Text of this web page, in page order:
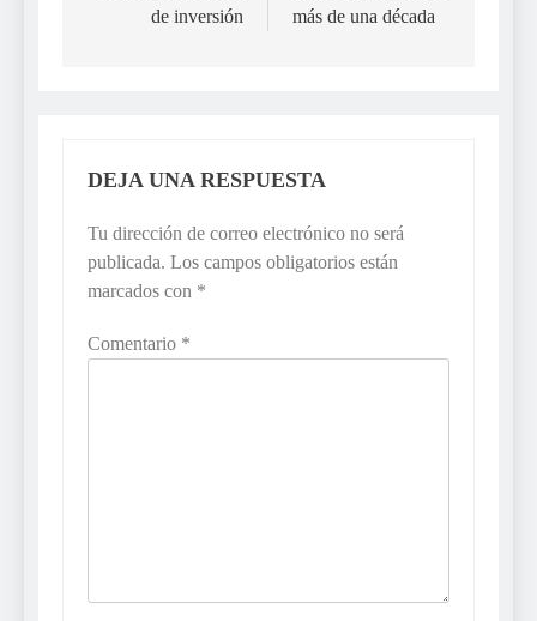
de inversión
más de una década
DEJA UNA RESPUESTA
Tu dirección de correo electrónico no será
publicada. Los campos obligatorios están
marcados con *
Comentario *